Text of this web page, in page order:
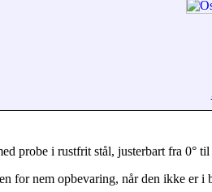
probe i rustfrit stål, justerbart fra 0° til
for nem opbevaring, når den ikke er i